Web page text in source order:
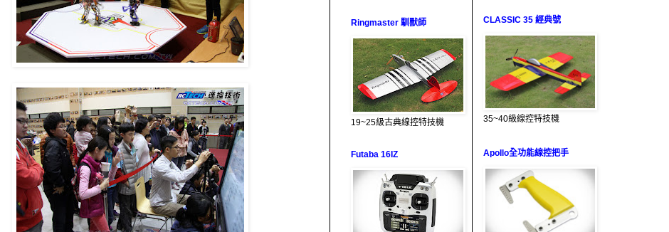
Ringmaster 馴獸師
19~25級古典線控特技機
Futaba 16IZ
CLASSIC 35 經典號
35~40級線控特技機
Apollo全功能線控把手